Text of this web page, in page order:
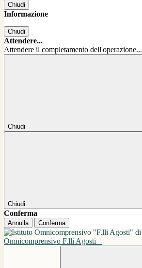
Chiudi
Informazione
Chiudi
Attendere...
Attendere il completamento dell'operazione...
Chiudi
Chiudi
Conferma
Annulla Conferma
Omnicomprensivo F.lli Agosti